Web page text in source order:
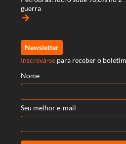
guerra
arrow_forward
Newsletter
Inscreva-se para receber o
Nome
Seu melhor e-mail